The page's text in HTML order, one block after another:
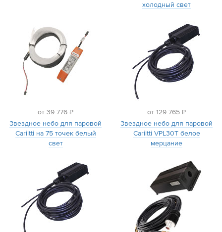
холодный свет
от 39 776 ₽
Звездное небо для паровой
Cariitti на 75 точек белый
свет
от 129 765 ₽
Звездное небо для паровой
Cariitti VPL30T белое
мерцание